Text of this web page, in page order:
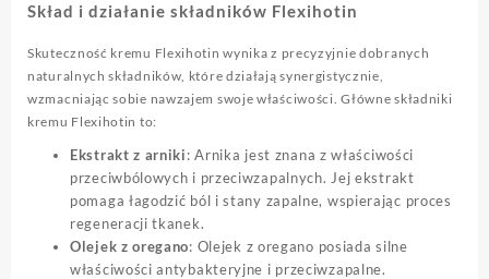
Skład i działanie składników Flexihotin
Skuteczność kremu Flexihotin wynika z precyzyjnie dobranych
naturalnych składników, które działają synergistycznie,
wzmacniając sobie nawzajem swoje właściwości. Główne składniki
kremu Flexihotin to:
Ekstrakt z arniki: Arnika jest znana z właściwości
przeciwbólowych i przeciwzapalnych. Jej ekstrakt
pomaga łagodzić ból i stany zapalne, wspierając proces
regeneracji tkanek.
Olejek z oregano: Olejek z oregano posiada silne
właściwości antybakteryjne i przeciwzapalne.